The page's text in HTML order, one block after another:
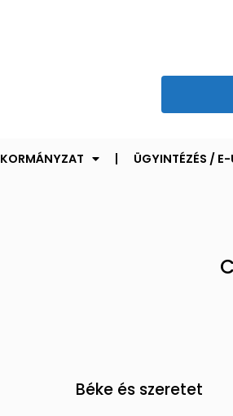
ÜGYINTÉZÉS /
Béke és szeretet